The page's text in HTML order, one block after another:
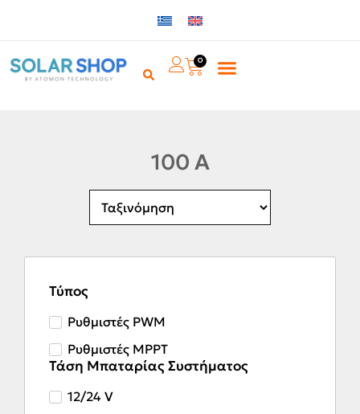
0
100 A
Τύπος
Ρυθμιστές PWM
Ρυθμιστές MPPT
Τάση Μπαταρίας Συστήματος
12/24 V